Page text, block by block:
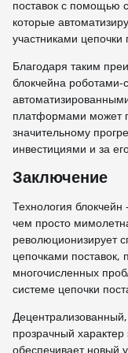
поставок с помощью
которые
участниками цепочки
Благодаря таким
блокчейна роботами-
платформами может
значительному
инвестициями и за
Заключение
Технология блокчейн
чем просто
революционизирует
цепочками поставок,
многочисленных
системе цепочки
прозрачный
обеспечивает новый